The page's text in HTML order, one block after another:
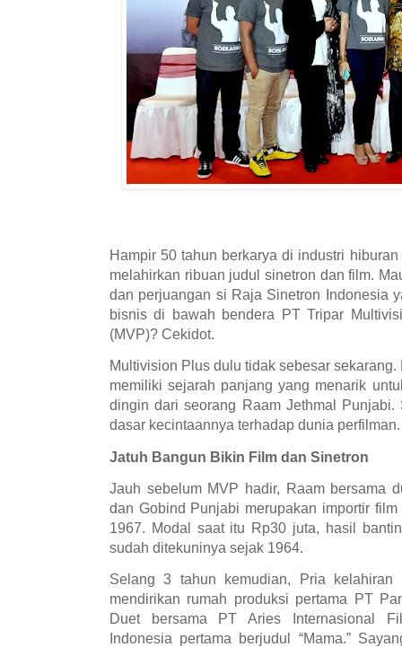
Hampir 50 tahun berkarya di industri
melahirkan ribuan judul sinetron dan film.
dan perjuangan si Raja Sinetron Indonesia
bisnis di bawah bendera PT Tripar
(MVP)? Cekidot.
Multivision Plus dulu tidak sebesar
memiliki sejarah panjang yang menarik
dingin dari seorang Raam Jethmal
dasar kecintaannya terhadap dunia perfilman.
Jatuh Bangun Bikin Film dan Sinetron
Jauh sebelum MVP hadir, Raam bersama
dan Gobind Punjabi merupakan importir
1967. Modal saat itu Rp30 juta, hasil
sudah ditekuninya sejak 1964.
Selang 3 tahun kemudian, Pria
mendirikan rumah produksi pertama PT
Duet bersama PT Aries Internasional
Indonesia pertama berjudul “Mama.”